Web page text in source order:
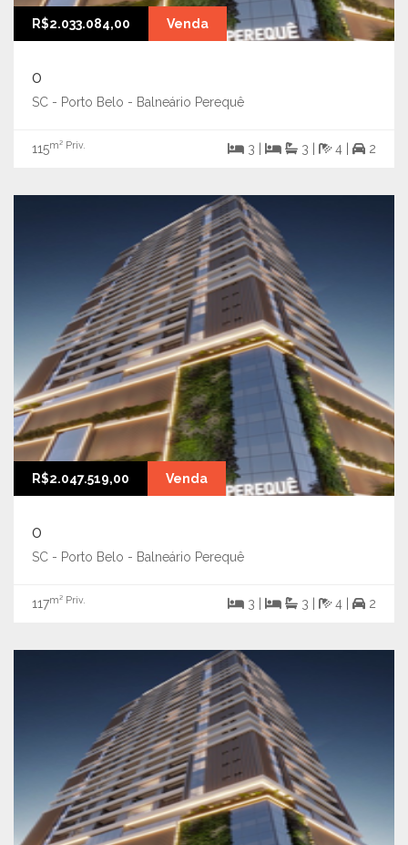
R$2.033.084,00 Venda
0
SC - Porto Belo - Balneário Perequê
115m² Priv. 3 | 3 | 4 | 2
R$2.047.519,00 Venda
0
SC - Porto Belo - Balneário Perequê
117m² Priv. 3 | 3 | 4 | 2